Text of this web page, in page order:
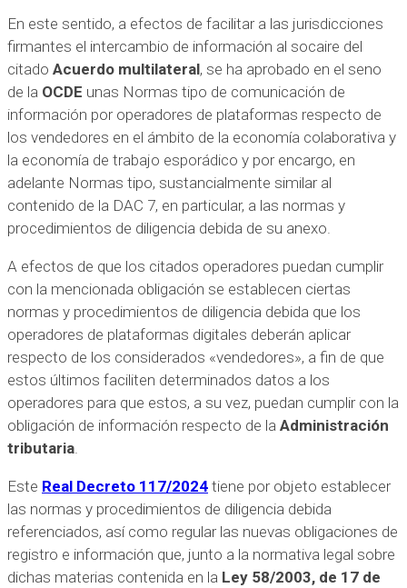
En este sentido, a efectos de facilitar a las jurisdicciones
firmantes el intercambio de información al socaire del
citado Acuerdo multilateral, se ha aprobado en el seno
de la OCDE unas Normas tipo de comunicación de
información por operadores de plataformas respecto de
los vendedores en el ámbito de la economía colaborativa y
la economía de trabajo esporádico y por encargo, en
adelante Normas tipo, sustancialmente similar al
contenido de la DAC 7, en particular, a las normas y
procedimientos de diligencia debida de su anexo.
A efectos de que los citados operadores puedan cumplir
con la mencionada obligación se establecen ciertas
normas y procedimientos de diligencia debida que los
operadores de plataformas digitales deberán aplicar
respecto de los considerados «vendedores», a fin de que
estos últimos faciliten determinados datos a los
operadores para que estos, a su vez, puedan cumplir con la
obligación de información respecto de la Administración
tributaria.
Este Real Decreto 117/2024 tiene por objeto establecer
las normas y procedimientos de diligencia debida
referenciados, así como regular las nuevas obligaciones de
registro e información que, junto a la normativa legal sobre
dichas materias contenida en la Ley 58/2003, de 17 de